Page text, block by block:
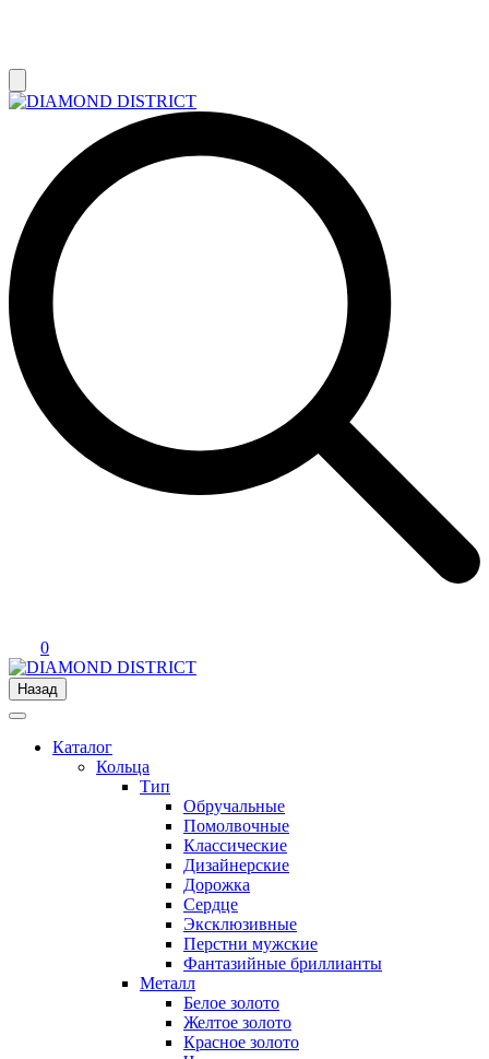
0
Назад
Каталог
Кольца
Тип
Обручальные
Помолвочные
Классические
Дизайнерские
Дорожка
Сердце
Эксклюзивные
Перстни мужские
Фантазийные бриллианты
Металл
Белое золото
Желтое золото
Красное золото